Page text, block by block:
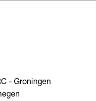
- Groningen